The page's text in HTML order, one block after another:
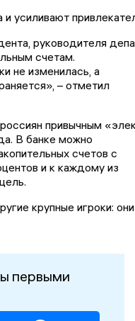
и усиливают
руководителя
счетам.
не изменилась, а
– отметил
привычным
В банке можно
счетов с
и к каждому из
крупные игроки:
первыми